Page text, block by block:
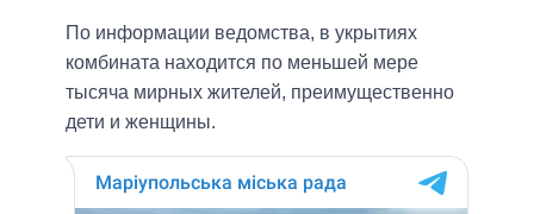
По информации ведомства, в укрытиях
комбината находится по меньшей мере
тысяча мирных жителей, преимущественно
дети и женщины.